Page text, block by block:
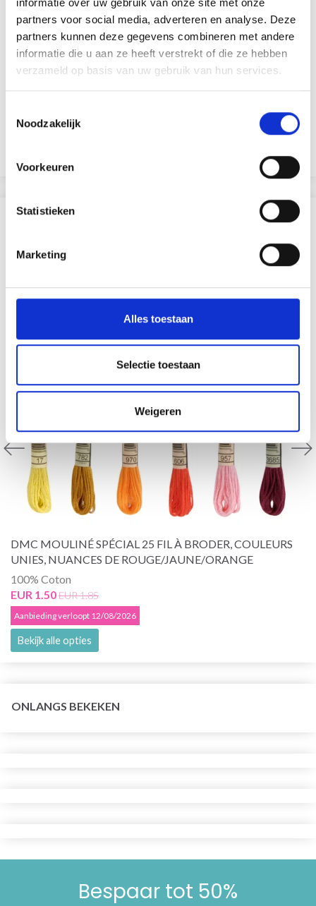
informatie over uw gebruik van onze site met onze
partners voor social media, adverteren en analyse. Deze
partners kunnen deze gegevens combineren met andere
informatie die u aan ze heeft verstrekt of die ze hebben
verzameld op basis van uw gebruik van hun services.
Noodzakelijk
Voorkeuren
Statistieken
Marketing
Alles toestaan
Selectie toestaan
Weigeren
DMC MOULINÉ SPÉCIAL 25 FIL À BRODER, COULEURS
UNIES, NUANCES DE ROUGE/JAUNE/ORANGE
100% Coton
Aanbieding verloopt 12/08/2026
ANDEREN KOCHTEN OOK
18% korting
DMC MOULINÉ SPÉCIAL 25 FIL À BRODER, COULEURS
UNIES, NUANCES DE ROUGE/JAUNE/ORANGE
100% Coton
EUR 1.50EUR 1.85
Aanbieding verloopt 12/08/2026
Bekijk alle opties
ONLANGS BEKEKEN
Bespaar tot 50%